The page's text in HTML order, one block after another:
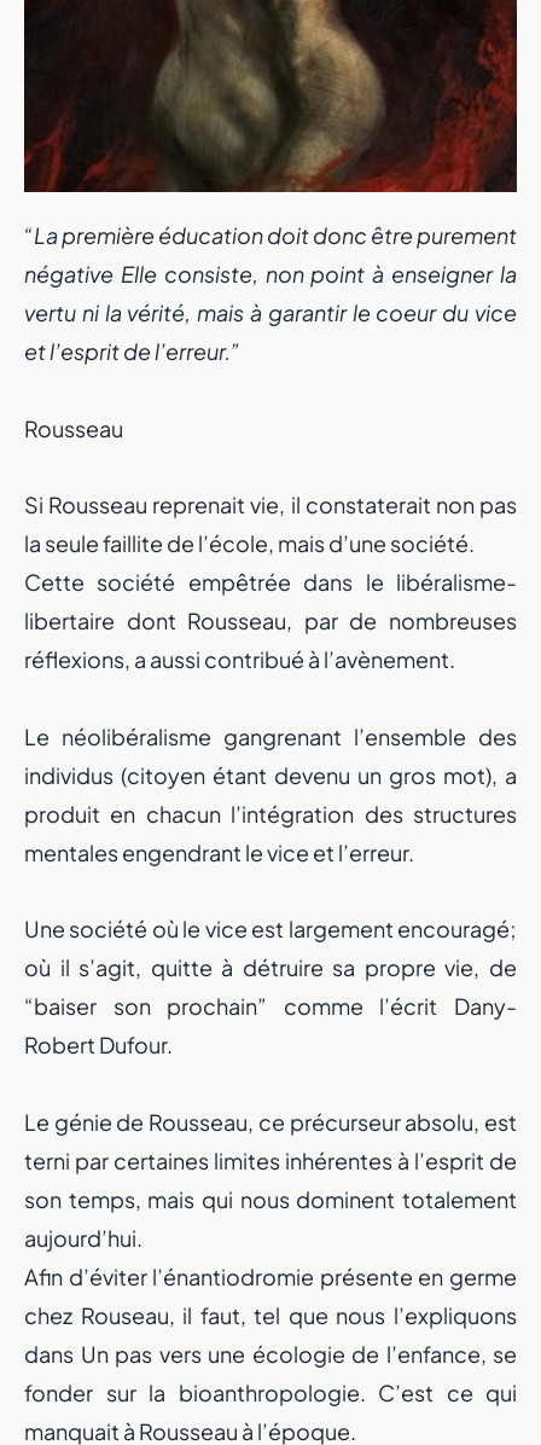
“La première éducation doit donc être purement
négative Elle consiste, non point à enseigner la
vertu ni la vérité, mais à garantir le coeur du vice
et l’esprit de l’erreur.”
Rousseau
Si Rousseau reprenait vie, il constaterait non pas
la seule faillite de l’école, mais d’une société.
Cette société empêtrée dans le libéralisme-
libertaire dont Rousseau, par de nombreuses
réflexions, a aussi contribué à l’avènement.
Le néolibéralisme gangrenant l’ensemble des
individus (citoyen étant devenu un gros mot), a
produit en chacun l’intégration des structures
mentales engendrant le vice et l’erreur.
Une société où le vice est largement encouragé;
où il s’agit, quitte à détruire sa propre vie, de
“baiser son prochain” comme l’écrit Dany-
Robert Dufour.
Le génie de Rousseau, ce précurseur absolu, est
terni par certaines limites inhérentes à l’esprit de
son temps, mais qui nous dominent totalement
aujourd’hui.
Afin d’éviter l’énantiodromie présente en germe
chez Rouseau, il faut, tel que nous l’expliquons
dans Un pas vers une écologie de l’enfance, se
fonder sur la bioanthropologie. C’est ce qui
manquait à Rousseau à l’époque.